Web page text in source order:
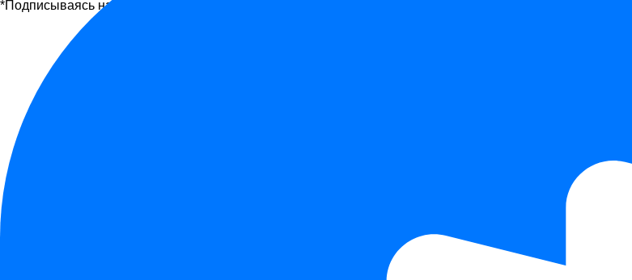
*Подписываясь на рассылку, вы соглашаетесь с офертой и условиями обработки персональных данных.